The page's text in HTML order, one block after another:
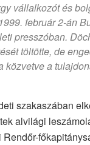
vállalkozót és
február 2-án
presszóban.
töltötte, de
közvetve a
szakaszában
alvilági